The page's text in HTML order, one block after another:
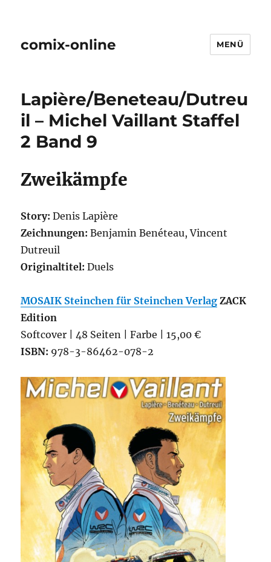
comix-online MENÜ
Lapière/Beneteau/Dutreu
il – Michel Vaillant Staffel
2 Band 9
Zweikämpfe
Story:Denis Lapière
Zeichnungen:Benjamin Benéteau, Vincent
Dutreuil
Originaltitel:Duels
MOSAIK Steinchen für Steinchen Verlag ZACK
Edition
Softcover | 48 Seiten | Farbe | 15,00 €
ISBN: 978-3-86462-078-2